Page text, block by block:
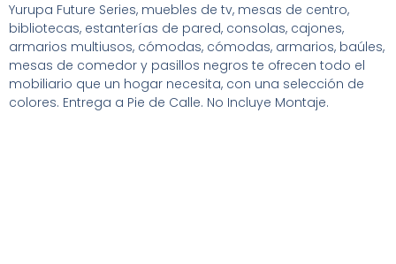
Yurupa Future Series, muebles de tv, mesas de centro,
bibliotecas, estanterías de pared, consolas, cajones,
armarios multiusos, cómodas, cómodas, armarios, baúles,
mesas de comedor y pasillos negros te ofrecen todo el
mobiliario que un hogar necesita, con una selección de
colores. Entrega a Pie de Calle. No Incluye Montaje.